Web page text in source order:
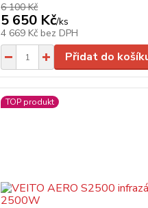
6 100 Kč
5 650 Kč/ks
4 669 Kč bez DPH
Přidat do
TOP produkt